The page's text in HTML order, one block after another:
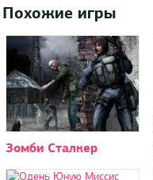
Похожие игры
Зомби Сталкер